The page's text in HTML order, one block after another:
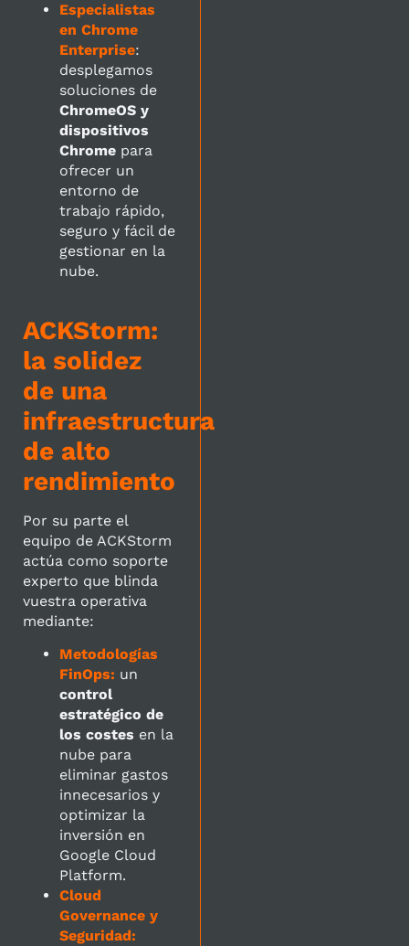
Especialistas
en Chrome
Enterprise:
desplegamos
soluciones de
ChromeOS y
dispositivos
Chromepara
ofrecer un
entorno de
trabajo rápido,
seguro y fácil de
gestionar en la
nube.
ACKStorm:
la solidez
de una
infraestructura
de alto
rendimiento
Por su parte el
equipo de ACKStorm
actúa como soporte
experto que blinda
vuestra operativa
mediante:
Metodologías
FinOps: un
control
estratégico de
los costes en la
nube para
eliminar gastos
innecesarios y
optimizar la
inversión en
Google Cloud
Platform.
Cloud
Governance y
Seguridad: